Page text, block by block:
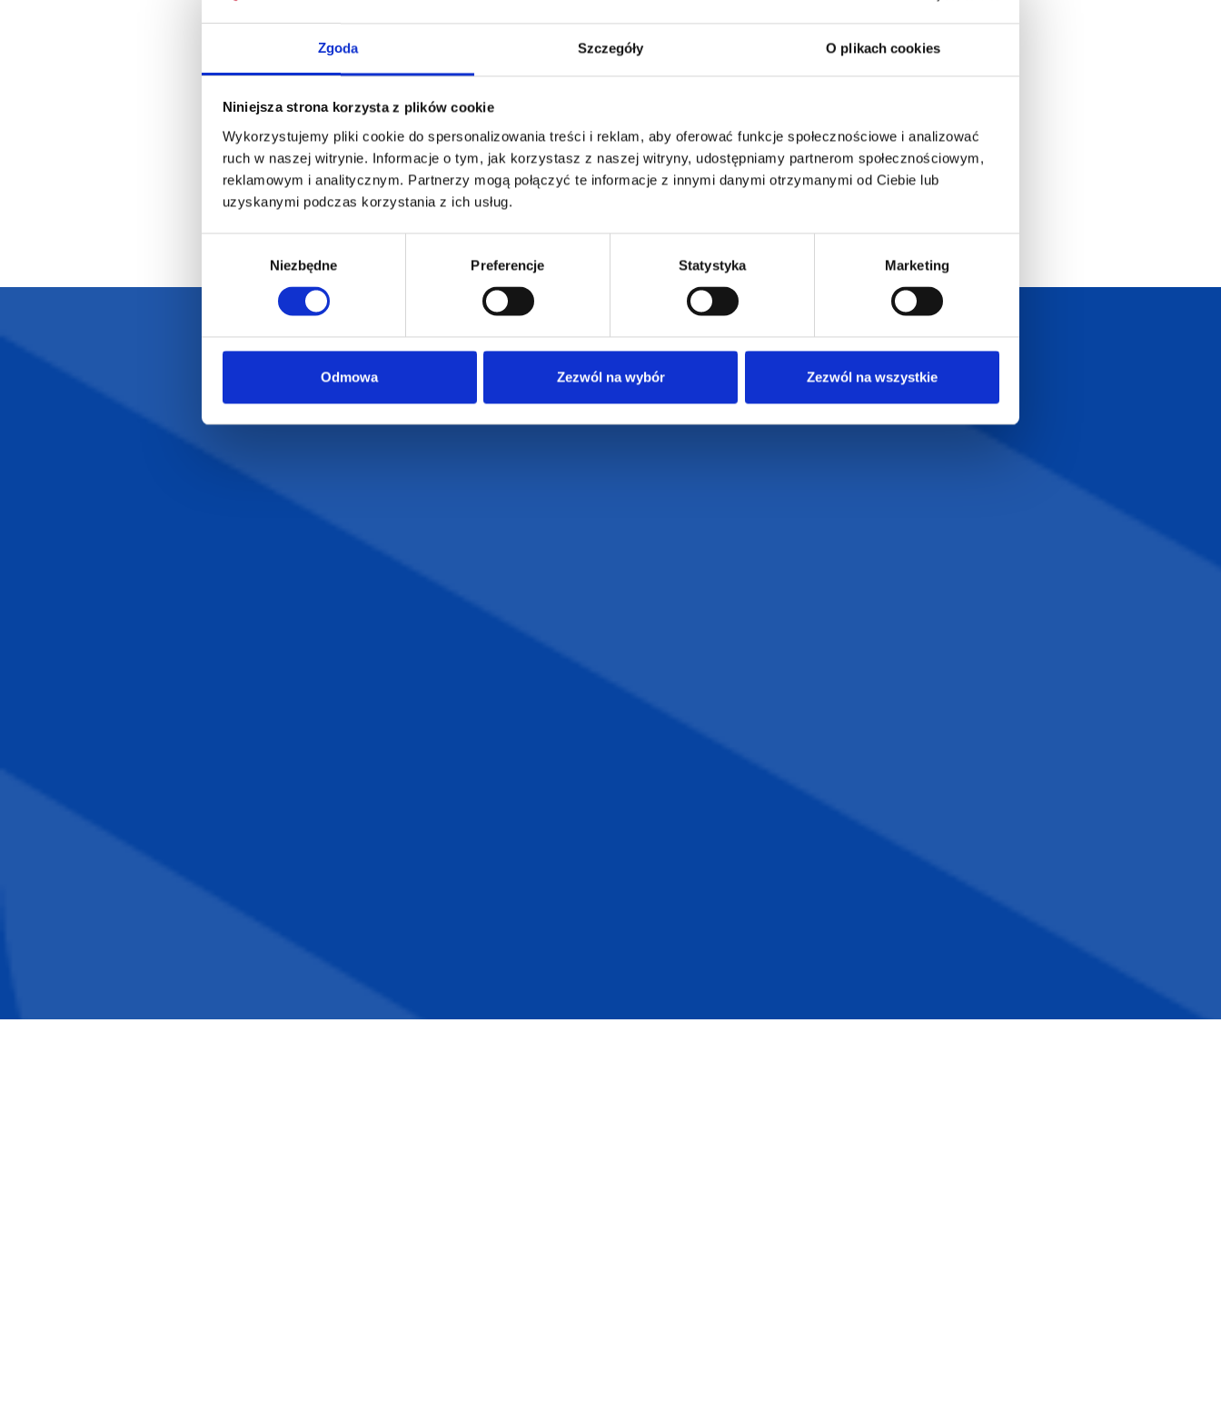
Zgoda Szczegóły O plikach cookies
Niniejsza strona korzysta z plików cookie
Wykorzystujemy pliki cookie do spersonalizowania treści i reklam, aby oferować funkcje społecznościowe i analizować
ruch w naszej witrynie. Informacje o tym, jak korzystasz z naszej witryny, udostępniamy partnerom społecznościowym,
reklamowym i analitycznym. Partnerzy mogą połączyć te informacje z innymi danymi otrzymanymi od Ciebie lub
uzyskanymi podczas korzystania z ich usług.
Niezbędne Preferencje Statystyka Marketing
Odmowa Zezwól na wybór Zezwól na wszystkie
Darmowa dostawa Darmowa wizualizacja Profesjonalne doradztwo
Szeroka oferta
produktów
Katalogi online
Regulamin strony
Polityka prywatności